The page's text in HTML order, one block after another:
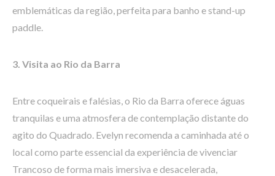
emblemáticas da região, perfeita para banho e stand-up
paddle.
3. Visita ao Rio da Barra
Entre coqueirais e falésias, o Rio da Barra oferece águas
tranquilas e uma atmosfera de contemplação distante do
agito do Quadrado. Evelyn recomenda a caminhada até o
local como parte essencial da experiência de vivenciar
Trancoso de forma mais imersiva e desacelerada,